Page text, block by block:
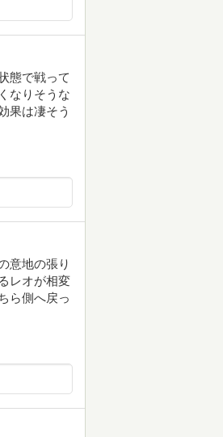
態で戦って
なりそうな
果は凄そう
意地の張り
レオが相変
ら側へ戻っ